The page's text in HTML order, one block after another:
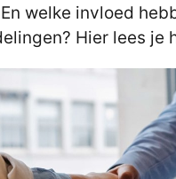
welke invloed
Hier lees je